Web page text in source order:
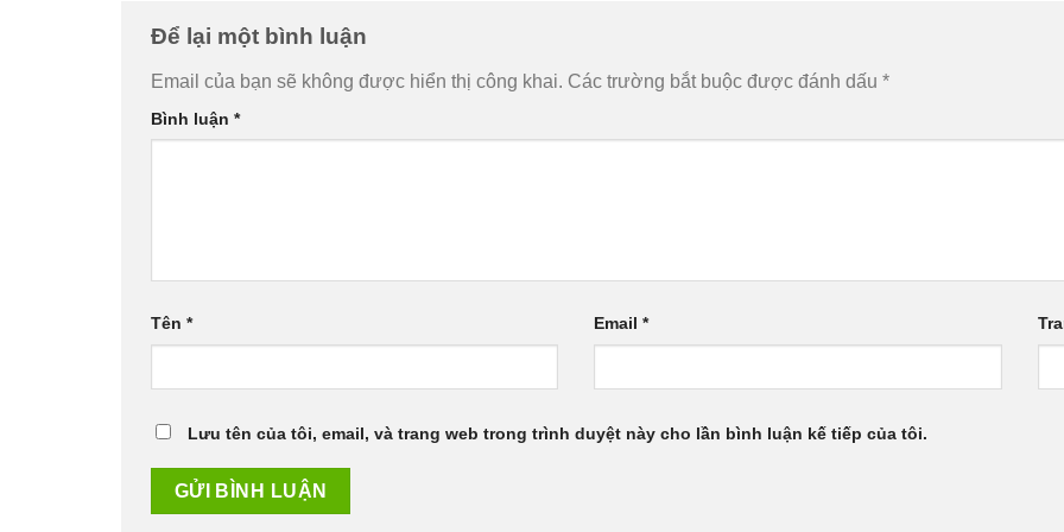
Để lại một bình luận
Email của bạn sẽ không được hiển thị công khai. Các trường bắt buộc được đánh dấu *
Bình luận *
Tên * Email*
Lưu tên của tôi, email, và trang web trong trình duyệt này cho lần bình luận kế tiếp của tôi.